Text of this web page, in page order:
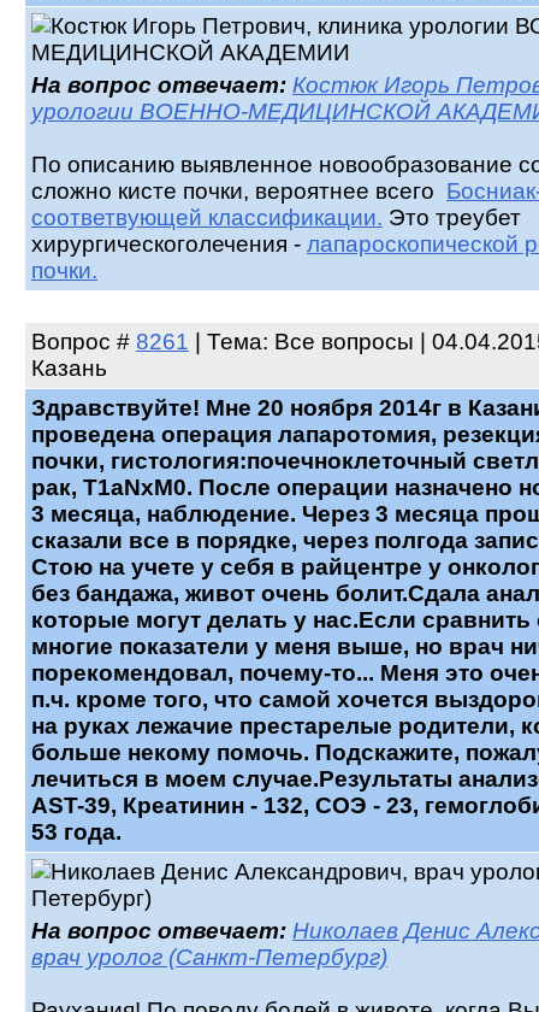
На вопрос отвечает: Костюк Игорь
урологии ВОЕННО-МЕДИЦИНСКОЙ
По описанию выявленное новообразование
сложно кисте почки, вероятнее всего
соответвующей классификации. Это треубет
хирургическоголечения - лапароскопической
почки.
Вопрос # 8261 | Тема: Все вопросы |
Казань
Здравствуйте! Мне 20 ноября 2014г в
проведена операция лапаротомия,
почки, гистология:почечноклеточный
рак, T1aNxM0. После операции назначено
3 месяца, наблюдение. Через 3 месяца
сказали все в порядке, через полгода
Стою на учете у себя в райцентре у
без бандажа, живот очень болит.Сдала
которые могут делать у нас.Если
многие показатели у меня выше, но врач
порекомендовал, почему-то... Меня это
п.ч. кроме того, что самой хочется
на руках лежачие престарелые родители,
больше некому помочь. Подскажите,
лечиться в моем случае.Результаты
AST-39, Креатинин - 132, СОЭ - 23,
53 года.
На вопрос отвечает: Николаев Денис
врач уролог (Санкт-Петербург)